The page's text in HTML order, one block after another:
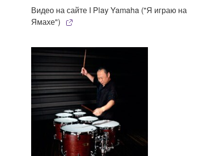
Видео на сайте I Play Yamaha ("Я играю на
Ямахе")